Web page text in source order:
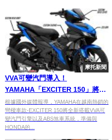
摩托新聞
VVA可變汽門導入！
YAMAHA「EXCITER 150」將改
款登場？
根據國外媒體報導，YAMAHA在越南熱銷的
彎樑車款-EXCITER 150將全新搭載VVA可
變汽門引擎以及ABS煞車系統，準備與
HONDA的...